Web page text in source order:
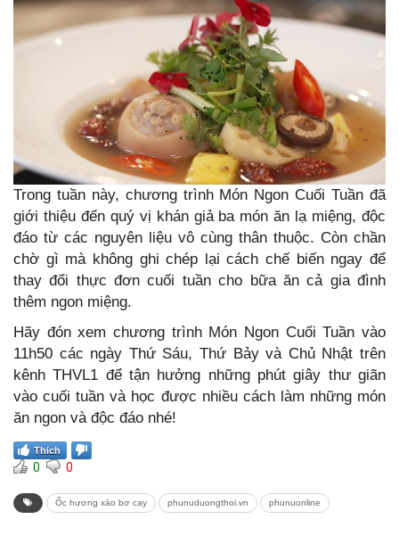
Trong tuần này, chương trình Món Ngon Cuối Tuần đã
giới thiệu đến quý vị khán giả ba món ăn lạ miệng, độc
đáo từ các nguyên liệu vô cùng thân thuộc. Còn chần
chờ gì mà không ghi chép lại cách chế biến ngay để
thay đổi thực đơn cuối tuần cho bữa ăn cả gia đình
thêm ngon miệng.
Hãy đón xem chương trình Món Ngon Cuối Tuần vào
11h50 các ngày Thứ Sáu, Thứ Bảy và Chủ Nhật trên
kênh THVL1 để tận hưởng những phút giây thư giãn
vào cuối tuần và học được nhiều cách làm những món
ăn ngon và độc đáo nhé!
Thích
0 0
Ốc hương xào bơ cay phunuduongthoi.vn phunuonline